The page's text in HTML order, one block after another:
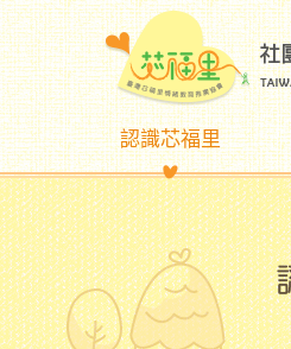
認識芯福里